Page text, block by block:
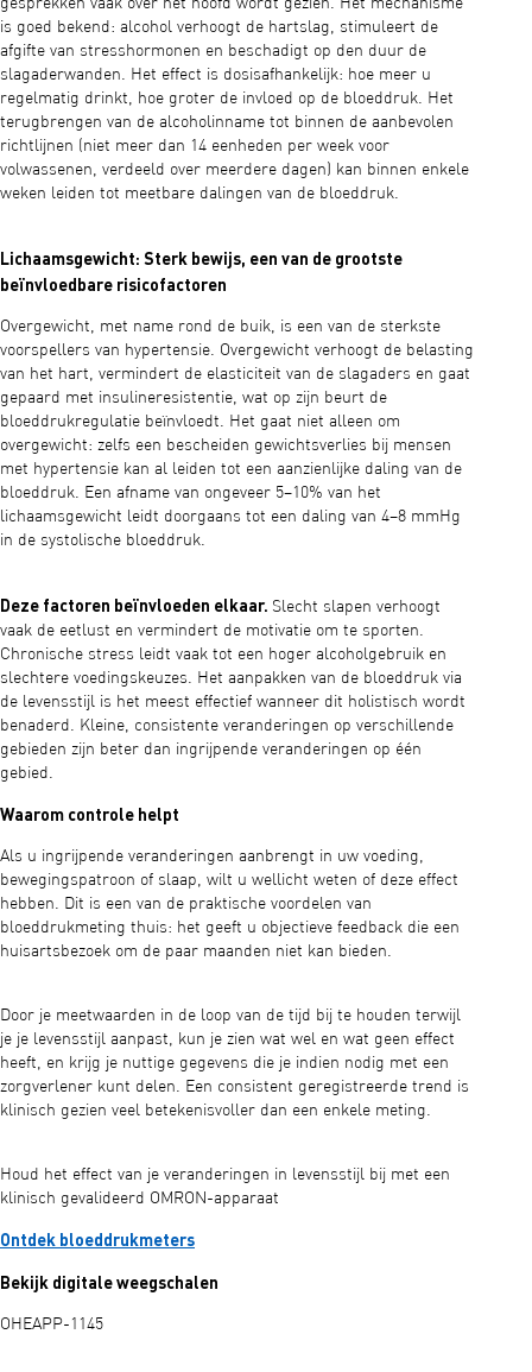
is goed bekend: alcohol verhoogt de hartslag, stimuleert de
afgifte van stresshormonen en beschadigt op den duur de
slagaderwanden. Het effect is dosisafhankelijk: hoe meer u
regelmatig drinkt, hoe groter de invloed op de bloeddruk. Het
terugbrengen van de alcoholinname tot binnen de aanbevolen
richtlijnen (niet meer dan 14 eenheden per week voor
volwassenen, verdeeld over meerdere dagen) kan binnen enkele
weken leiden tot meetbare dalingen van de bloeddruk.
Lichaamsgewicht: Sterk bewijs, een van de grootste
beïnvloedbare risicofactoren
Overgewicht, met name rond de buik, is een van de sterkste
voorspellers van hypertensie. Overgewicht verhoogt de belasting
van het hart, vermindert de elasticiteit van de slagaders en gaat
gepaard met insulineresistentie, wat op zijn beurt de
bloeddrukregulatie beïnvloedt. Het gaat niet alleen om
overgewicht: zelfs een bescheiden gewichtsverlies bij mensen
met hypertensie kan al leiden tot een aanzienlijke daling van de
bloeddruk. Een afname van ongeveer 5–10% van het
lichaamsgewicht leidt doorgaans tot een daling van 4–8 mmHg
in de systolische bloeddruk.
Deze factoren beïnvloeden elkaar. Slecht slapen verhoogt
vaak de eetlust en vermindert de motivatie om te sporten.
Chronische stress leidt vaak tot een hoger alcoholgebruik en
slechtere voedingskeuzes. Het aanpakken van de bloeddruk via
de levensstijl is het meest effectief wanneer dit holistisch wordt
benaderd. Kleine, consistente veranderingen op verschillende
gebieden zijn beter dan ingrijpende veranderingen op één
gebied.
Waarom controle helpt
Als u ingrijpende veranderingen aanbrengt in uw voeding,
bewegingspatroon of slaap, wilt u wellicht weten of deze effect
hebben. Dit is een van de praktische voordelen van
bloeddrukmeting thuis: het geeft u objectieve feedback die een
huisartsbezoek om de paar maanden niet kan bieden.
Door je meetwaarden in de loop van de tijd bij te houden terwijl
je je levensstijl aanpast, kun je zien wat wel en wat geen effect
heeft, en krijg je nuttige gegevens die je indien nodig met een
zorgverlener kunt delen. Een consistent geregistreerde trend is
klinisch gezien veel betekenisvoller dan een enkele meting.
Houd het effect van je veranderingen in levensstijl bij met een
klinisch gevalideerd OMRON-apparaat
Ontdek bloeddrukmeters
Bekijk digitale weegschalen
OHEAPP-1145